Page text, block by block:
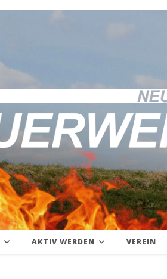
AKTIV WERDEN VEREIN